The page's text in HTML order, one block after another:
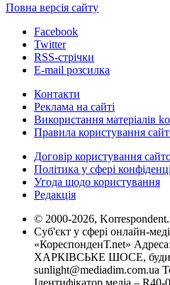
Повна версія сайту
Facebook
Twitter
RSS-стрічки
E-mail розсилка
Контакти
Реклама на сайті
Використання матеріалів
Правила користування
Договір користування
Політика у сфері
Угода щодо користування
Редакція
© 2000-2026,
Суб'єкт у сфері онлайн-
«КореспонденТ.net»
ХАРКІВСЬКЕ ШОСЕ,
sunlight@mediadim.com.ua
Ідентифікатор медіа – R40-